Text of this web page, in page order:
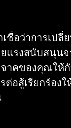
เชื่อว่าการเป
แรงสนับสนุน
าคของคุณให้กั
ต่อสู้เรียกร้อง